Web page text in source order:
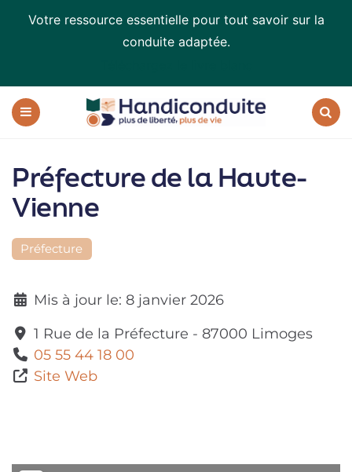
Votre ressource essentielle pour tout savoir sur la
conduite adaptée.
Handiconduite
conduite
adaptée
Préfecture de la Haute-
Vienne
Préfecture
Mis à jour le: 8 janvier 2026
1 Rue de la Préfecture - 87000 Limoges
05 55 44 18 00
Site Web